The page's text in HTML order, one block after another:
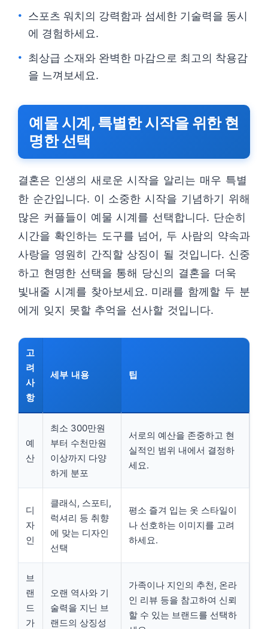
스포츠 워치의 강력함과 섬세한 기술력을 동시
에 경험하세요.
최상급 소재와 완벽한 마감으로 최고의 착용감
을 느껴보세요.
예물 시계, 특별한 시작을 위한 현
명한 선택
결혼은 인생의 새로운 시작을 알리는 매우 특별
한 순간입니다. 이 소중한 시작을 기념하기 위해
많은 커플들이 예물 시계를 선택합니다. 단순히
시간을 확인하는 도구를 넘어, 두 사람의 약속과
사랑을 영원히 간직할 상징이 될 것입니다. 신중
하고 현명한 선택을 통해 당신의 결혼을 더욱
빛내줄 시계를 찾아보세요. 미래를 함께할 두 분
에게 잊지 못할 추억을 선사할 것입니다.
고
려
사
항
세부 내용 팁
예
산
최소 300만원
부터 수천만원
이상까지 다양
하게 분포
서로의 예산을 존중하고 현
실적인 범위 내에서 결정하
세요.
디
자
인
클래식, 스포티,
럭셔리 등 취향
에 맞는 디자인
선택
평소 즐겨 입는 옷 스타일이
나 선호하는 이미지를 고려
하세요.
브
랜
드
가
오랜 역사와 기
술력을 지닌 브
랜드의 상징성
가족이나 지인의 추천, 온라
인 리뷰 등을 참고하여 신뢰
할 수 있는 브랜드를 선택하